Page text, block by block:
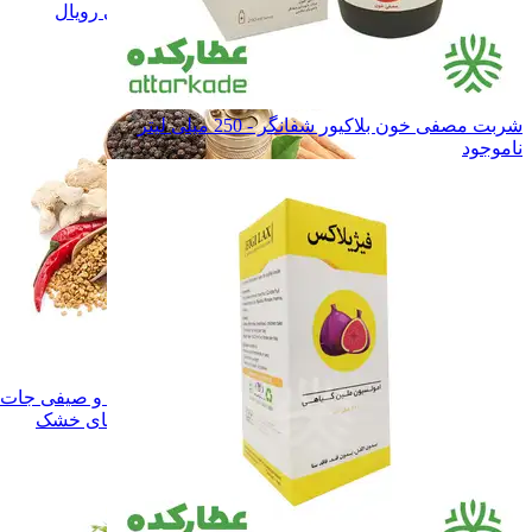
ادویه و چاشنی رویال
ادویه و چاشنی رویال
همه دسته بندی های ادویه و چاشنی
ادویه و چاشنی
ادویه و چاشنی
سبزی های خشک
میوه ها و صیفی جات خشک
میوه ها و صیفی
همه دسته بندی های سبزی و میوه های خشک
شربت مصفی خون بلاکیور شفانگر - 250 میلی لیتر
ناموجود